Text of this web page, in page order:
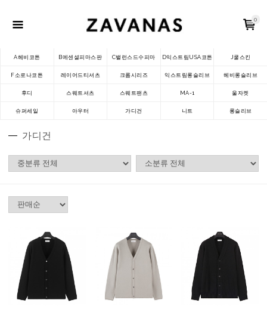
0
A헤비코튼 B에센셜피마스판 C밸런스드수피마 D익스트림USA코튼 J쿨스킨
F소로나코튼 레이어드티셔츠 크롭시리즈 익스트림롱슬리브 헤비롱슬리브
후디 스웨트셔츠 스웨트팬츠 MA-1 울자켓
슈퍼세일 아우터 가디건 니트 롱슬리브
가디건